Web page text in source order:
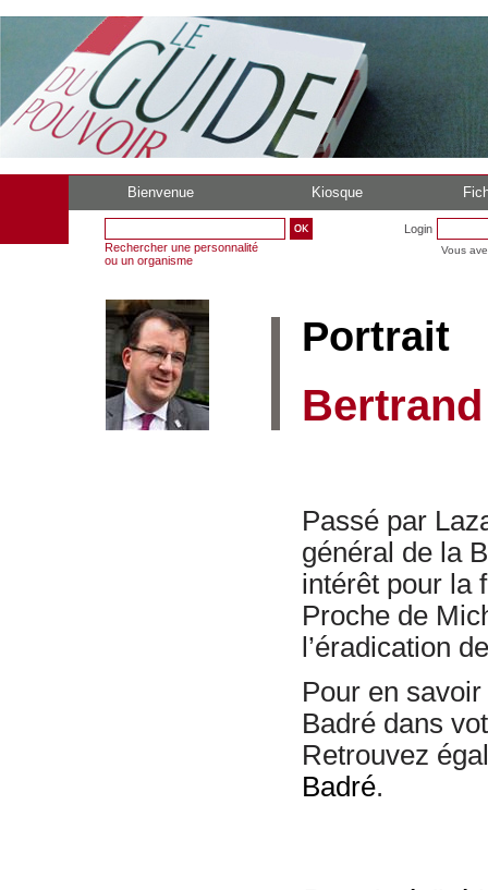
Bienvenue Kiosque
Rechercher une personnalité
ou un organisme
Login
Vous
Portrait
Passé par
général de la
intérêt pour la
Proche de
l’éradication
Pour en
Badré dans
Retrouvez
Badré.